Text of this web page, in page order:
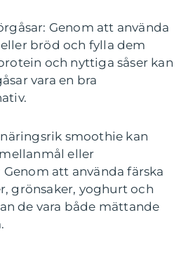
Genom att använda
bröd och fylla dem
och nyttiga såser kan
vara en bra
smoothie kan
eller
att använda färska
grönsaker, yoghurt och
de vara både mättande